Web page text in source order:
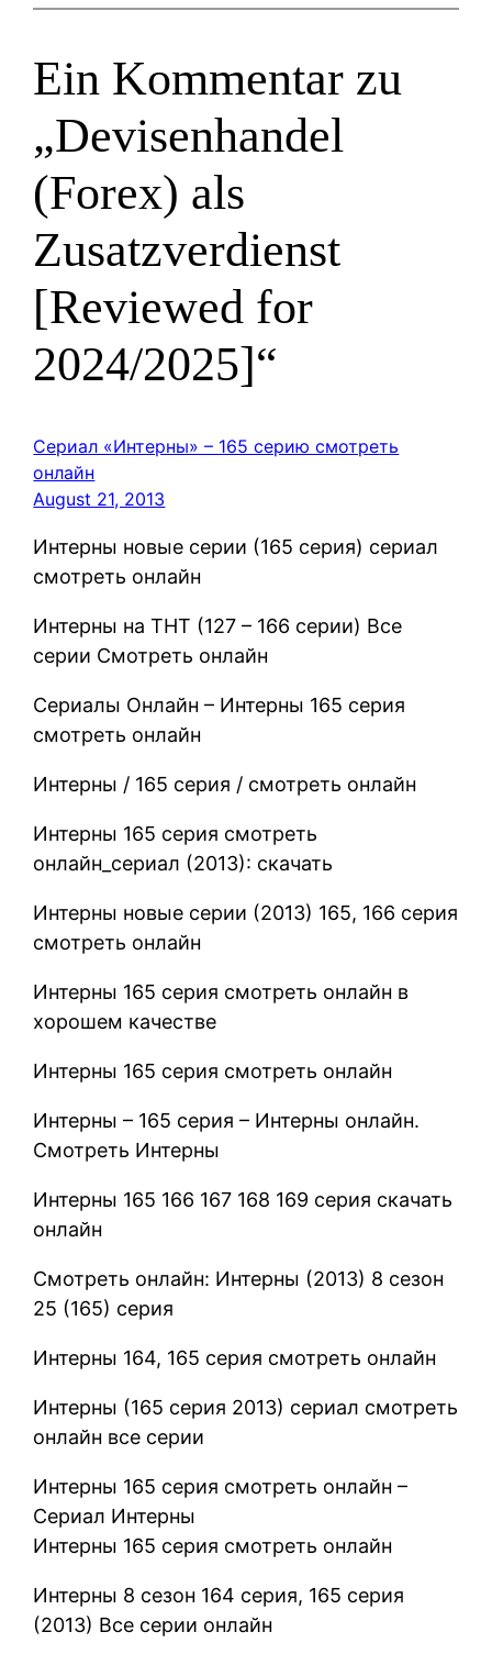
Ein Kommentar zu
„Devisenhandel
(Forex) als
Zusatzverdienst
[Reviewed for
2024/2025]“
Сериал «Интерны» – 165 серию смотреть
онлайн
August 21, 2013
Интерны новые серии (165 серия) сериал
смотреть онлайн
Интерны на ТНТ (127 – 166 серии) Все
серии Смотреть онлайн
Сериалы Онлайн – Интерны 165 серия
смотреть онлайн
Интерны / 165 серия / смотреть онлайн
Интерны 165 серия смотреть
онлайн_сериал (2013): скачать
Интерны новые серии (2013) 165, 166 серия
смотреть онлайн
Интерны 165 серия смотреть онлайн в
хорошем качестве
Интерны 165 серия смотреть онлайн
Интерны – 165 серия – Интерны онлайн.
Смотреть Интерны
Интерны 165 166 167 168 169 серия скачать
онлайн
Смотреть онлайн: Интерны (2013) 8 сезон
25 (165) серия
Интерны 164, 165 серия смотреть онлайн
Интерны (165 серия 2013) сериал смотреть
онлайн все серии
Интерны 165 серия смотреть онлайн –
Сериал Интерны
Интерны 165 серия смотреть онлайн
Интерны 8 сезон 164 серия, 165 серия
(2013) Все серии онлайн